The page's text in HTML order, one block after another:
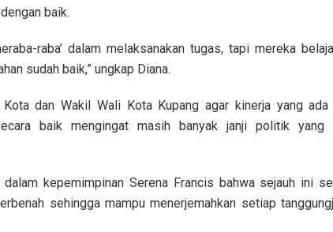
baik.
raba’ dalam melaksanakan tugas, tapi mereka
sudah baik,” ungkap Diana.
dan Wakil Wali Kota Kupang agar kinerja yang ada
baik mengingat masih banyak janji politik yang
kepemimpinan Serena Francis bahwa sejauh ini
sehingga mampu menerjemahkan setiap